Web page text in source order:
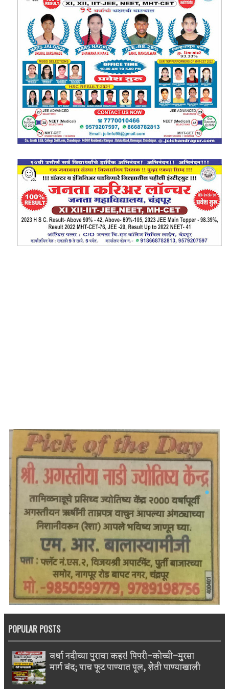
POPULAR POSTS
वर्धा नदीच्या पुराचा कहर! पिपरी–कोच्ची–मुरसा
मार्ग बंद; पाच फूट पाण्यात पूल, शेती पाण्याखाली